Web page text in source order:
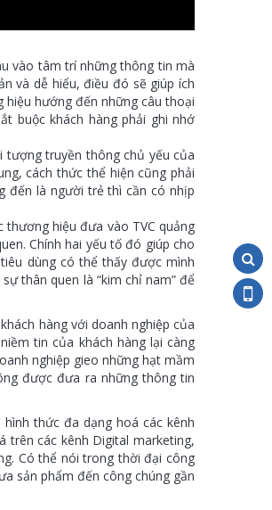
vào tâm trí những thông tin mà
và dễ hiểu, điều đó sẽ giúp ích
hướng đến những câu thoại
buộc khách hàng phải ghi nhớ
truyền thông chủ yếu của
cách thức thể hiện cũng phải
đến là người trẻ thì cần có nhịp
hiệu đưa vào TVC quảng
Chính hai yếu tố đó giúp cho
dùng có thể thấy được mình
thân quen là “kim chỉ nam” để
hàng với doanh nghiệp của
tin của khách hàng lại càng
nghiệp gieo những hạt mầm
được đưa ra những thông tin
thức đa dạng hoá các kênh
trên các kênh Digital marketing,
Có thể nói trong thời đại công
sản phẩm đến công chúng gần